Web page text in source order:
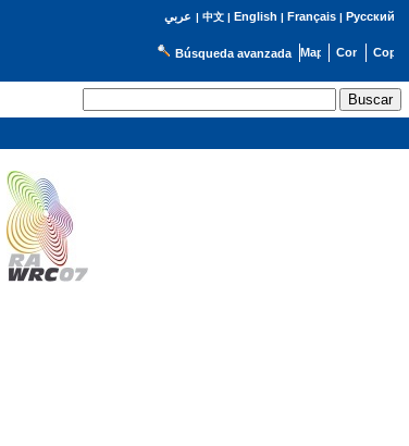
عربي | 中文| English | Français| Русский
Búsqueda avanzada